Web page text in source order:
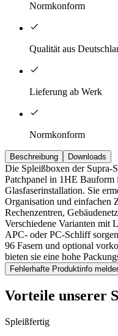
Normkonform
Qualität aus
Lieferung ab Werk
Normkonform
Beschreibung Downloads
Die Spleißboxen der Supra-
Patchpanel in 1HE Bauform
Glasfaserinstallation. Sie
Organisation und einfachen
Rechenzentren,
Verschiedene Varianten mit
APC- oder PC-Schliff
96 Fasern und optional
bieten sie eine hohe
Fehlerhafte Produktinfo
Vorteile unserer
Spleißfertig